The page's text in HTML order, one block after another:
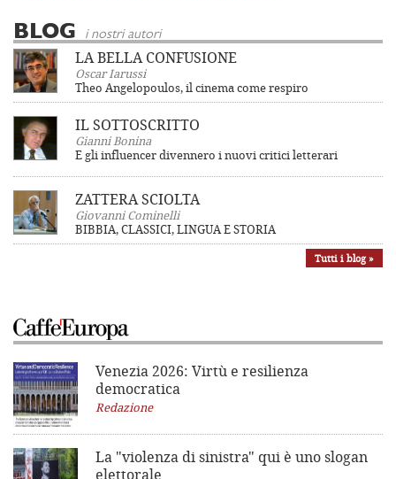
BLOG i nostri autori
LA BELLA CONFUSIONE
Oscar Iarussi
Theo Angelopoulos, il cinema come respiro
IL SOTTOSCRITTO
Gianni Bonina
E gli influencer divennero i nuovi critici letterari
ZATTERA SCIOLTA
Giovanni Cominelli
BIBBIA, CLASSICI, LINGUA E STORIA
Tutti i blog »
Venezia 2026: Virtù e resilienza
democratica
Redazione
La "violenza di sinistra" qui è uno slogan
elettorale